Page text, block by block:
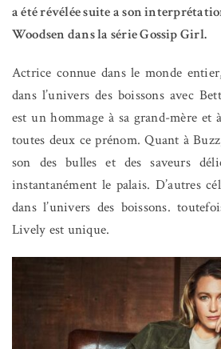
a été révélée suite a son
Woodsen dans la série Gossip Girl.
Actrice connue dans le monde
dans l’univers des boissons avec
est un hommage à sa grand-mère et
toutes deux ce prénom. Quant à
son des bulles et des saveurs
instantanément le palais. D’autres
dans l’univers des boissons.
Lively est unique.